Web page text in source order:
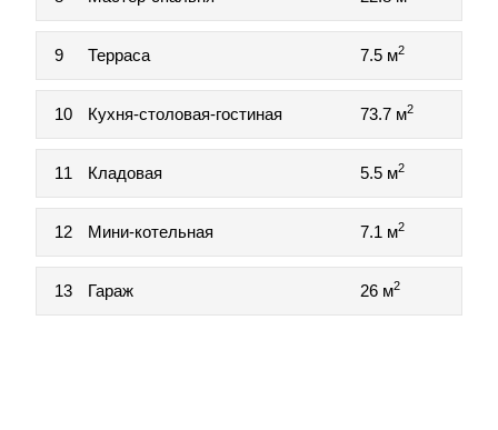
9 Терраса 7.5 м2
10 Кухня-столовая-гостиная 73.7 м2
11 Кладовая 5.5 м2
12 Мини-котельная 7.1 м2
13 Гараж 26 м2